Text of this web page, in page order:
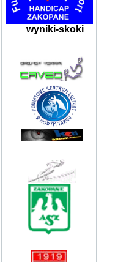
wyniki-skoki